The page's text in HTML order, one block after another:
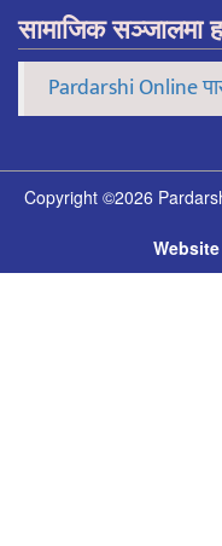
सामाजिक सञ्जालमा
Pardarshi Online
Copyright ©2026